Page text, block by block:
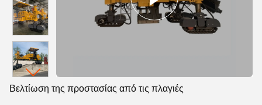
Βελτίωση της προστασίας από τις πλαγιές